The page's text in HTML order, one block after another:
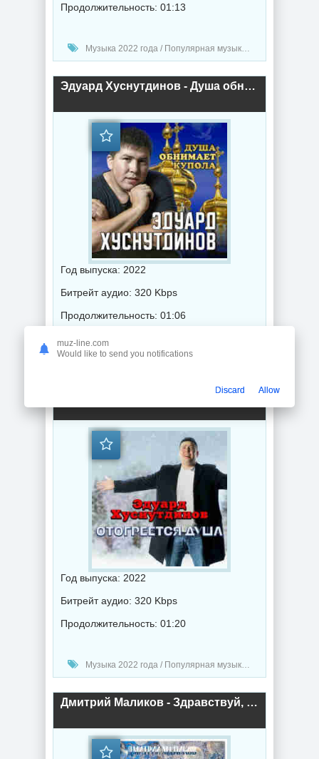
Продолжительность: 01:13
Музыка 2022 года / Популярная музыка / Шансон музыка / Альбомы музыка
Эдуард Хуснутдинов - Душа обнимает купола (2022) торрент
Год выпуска: 2022
Битрейт аудио: 320 Kbps
Продолжительность: 01:06
Музыка 2022 года / Популярная музыка / Шансон музыка / Альбомы музыка
Эдуард Хуснутдинов - Отогреется душа (2022) торрент
Год выпуска: 2022
Битрейт аудио: 320 Kbps
Продолжительность: 01:20
Музыка 2022 года / Популярная музыка / Шансон музыка / Альбомы музыка
Дмитрий Маликов - Здравствуй, Новый год! (2022) торрент
muz-line.com
Would like to send you notifications
Discard Allow